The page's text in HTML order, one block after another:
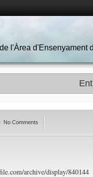
l'Àrea d'Ensenyament
No Comments
archive/display/840144